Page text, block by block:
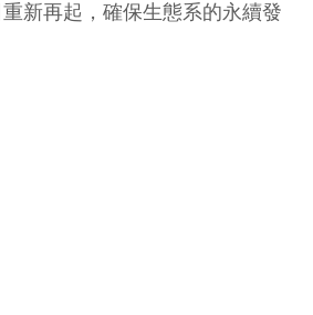
新再起，確保生態系的永續發